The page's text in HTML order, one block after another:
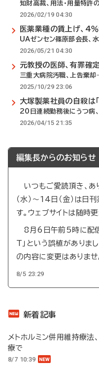
知財高裁、用法・用量特許
2026/02/19 04:30
医薬業種の賃上げ、4
UAゼンセン篠原部会長、
2026/05/21 04:30
元教授の医師、有罪確
三重大病院汚職、上告棄
2025/10/29 23:06
大塚製薬社員の自殺は「
20日連続勤務後にうつ病
2026/04/15 21:35
編集長からのお知らせ
いつもご愛読頂き、あ
（水）～14日（金）は日
す。ウェブサイトは随時更
8月6日午前5時に配信
T」という誤植がありま
の内容に変更はありませ
8/5 23:29
新着記事
メトホルミン併用維持療
療で
8/7 10:39